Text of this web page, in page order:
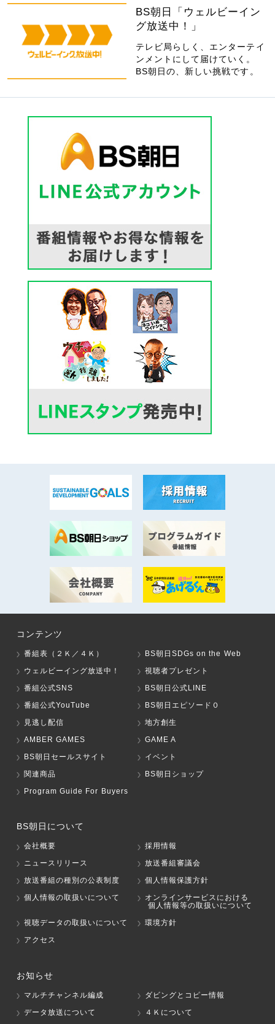
BS朝日「ウェルビーイン
グ放送中！」
テレビ局らしく、エンターテイ
ンメントにして届けていく。
BS朝日の、新しい挑戦です。
コンテンツ
番組表（２Ｋ／４Ｋ）
BS朝日SDGs on the Web
ウェルビーイング放送中！
視聴者プレゼント
番組公式SNS
BS朝日公式LINE
番組公式YouTube
BS朝日エピソード０
見逃し配信
地方創生
AMBER GAMES
GAME A
BS朝日セールスサイト
イベント
関連商品
BS朝日ショップ
Program Guide For Buyers
BS朝日について
会社概要
採用情報
ニュースリリース
放送番組審議会
放送番組の種別の公表制度
個人情報保護方針
個人情報の取扱いについて
オンラインサービスにおける
個人情報等の取扱いについて
視聴データの取扱いについて
環境方針
アクセス
お知らせ
マルチチャンネル編成
ダビングとコピー情報
データ放送について
４Ｋについて